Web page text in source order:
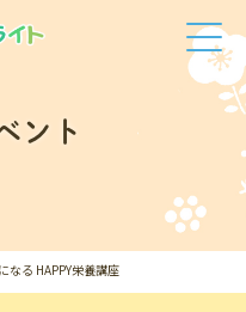
ント
なる HAPPY栄養講座